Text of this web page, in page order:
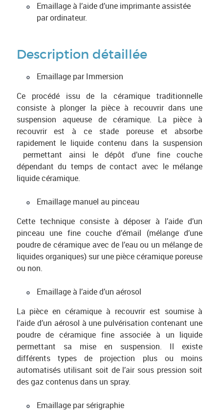
Emaillage à l’aide d’une imprimante assistée
par ordinateur.
Description détaillée
Emaillage par Immersion
Ce procédé issu de la céramique traditionnelle
consiste à plonger la pièce à recouvrir dans une
suspension aqueuse de céramique. La pièce à
recouvrir est à ce stade poreuse et absorbe
rapidement le liquide contenu dans la suspension
permettant ainsi le dépôt d’une fine couche
dépendant du temps de contact avec le mélange
liquide céramique.
Emaillage manuel au pinceau
Cette technique consiste à déposer à l’aide d’un
pinceau une fine couche d’émail (mélange d’une
poudre de céramique avec de l’eau ou un mélange de
liquides organiques) sur une pièce céramique poreuse
ou non.
Emaillage à l’aide d’un aérosol
La pièce en céramique à recouvrir est soumise à
l’aide d’un aérosol à une pulvérisation contenant une
poudre de céramique fine associée à un liquide
permettant sa mise en suspension. Il existe
différents types de projection plus ou moins
automatisés utilisant soit de l’air sous pression soit
des gaz contenus dans un spray.
Emaillage par sérigraphie